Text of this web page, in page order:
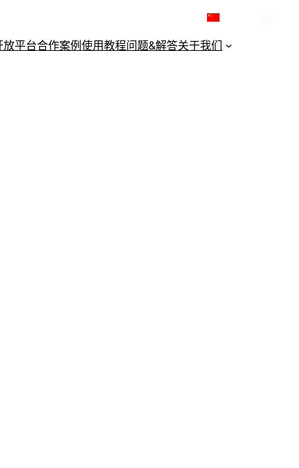
放平台合作案例使用教程问题&解答关于我们